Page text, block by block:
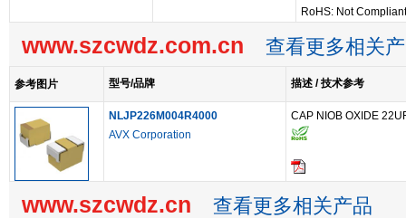
RoHS: Not Compliant
www.szcwdz.com.cn 查看更多相关
参考图片 型号/品牌 描述 / 技术参考
NLJP226M004R4000
AVX Corporation
CAP NIOB OXIDE
www.szcwdz.cn 查看更多相关产品